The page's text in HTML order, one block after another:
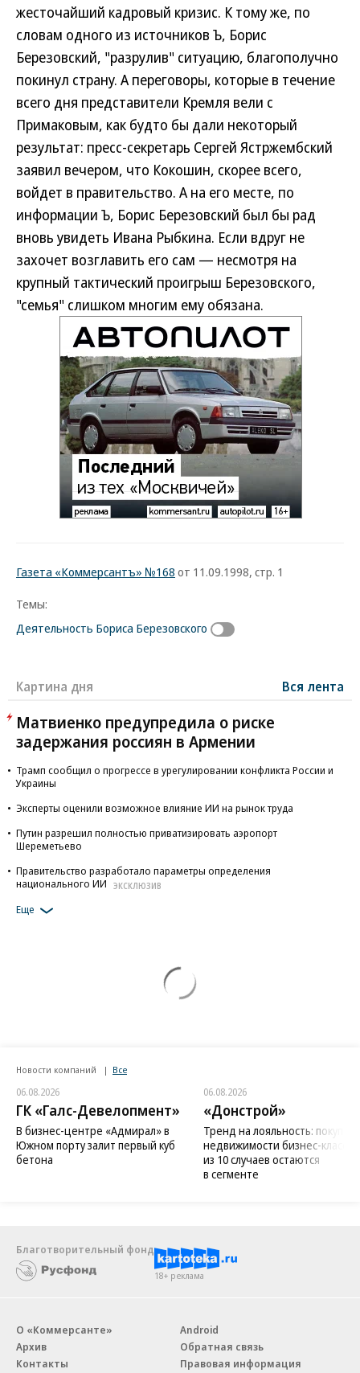
жесточайший кадровый кризис. К тому же, по
словам одного из источников Ъ, Борис
Березовский, "разрулив" ситуацию, благополучно
покинул страну. А переговоры, которые в течение
всего дня представители Кремля вели с
Примаковым, как будто бы дали некоторый
результат: пресс-секретарь Сергей Ястржембский
заявил вечером, что Кокошин, скорее всего,
войдет в правительство. А на его месте, по
информации Ъ, Борис Березовский был бы рад
вновь увидеть Ивана Рыбкина. Если вдруг не
захочет возглавить его сам — несмотря на
крупный тактический проигрыш Березовского,
"семья" слишком многим ему обязана.
Газета «Коммерсантъ» №168 от 11.09.1998, стр. 1
Темы:
Деятельность Бориса Березовского
Картина дня Вся лента
Матвиенко предупредила о риске
задержания россиян в Армении
Трамп сообщил о прогрессе в урегулировании конфликта России и
Украины
Эксперты оценили возможное влияние ИИ на рынок труда
Путин разрешил полностью приватизировать аэропорт
Шереметьево
Правительство разработало параметры определения
национального ИИ
ЭКСКЛЮЗИВ
Еще
Новости компаний Все
06.08.2026
ГК «Галс-Девелопмент»
В бизнес-центре «Адмирал» в
Южном порту залит первый куб
бетона
06.08.2026
«Донстрой»
Тренд на лояльность:
недвижимости бизнес-класса
из 10 случаев остаются
в сегменте
Благотворительный фонд
18+ реклама
О «Коммерсанте»
Архив
Контакты
Android
Обратная связь
Правовая информация